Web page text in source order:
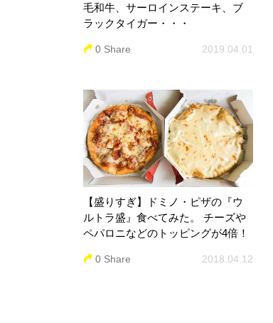
毛和牛、サーロインステーキ、ブ
ラックタイガー・・・
0 Share 2019.04.01
【盛りすぎ】ドミノ・ピザの『ウ
ルトラ盛』食べてみた。 チーズや
ペパロニなどのトッピングが4倍！
0 Share 2018.04.12